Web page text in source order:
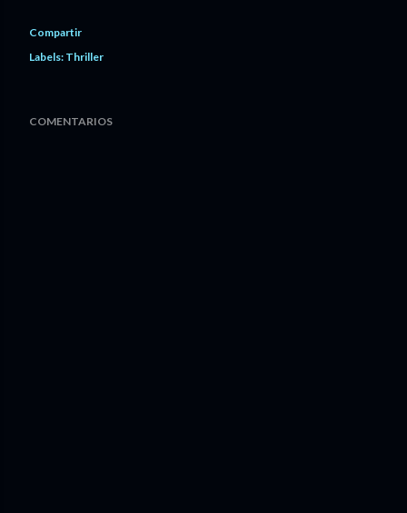
Compartir
Labels: Thriller
COMENTARIOS